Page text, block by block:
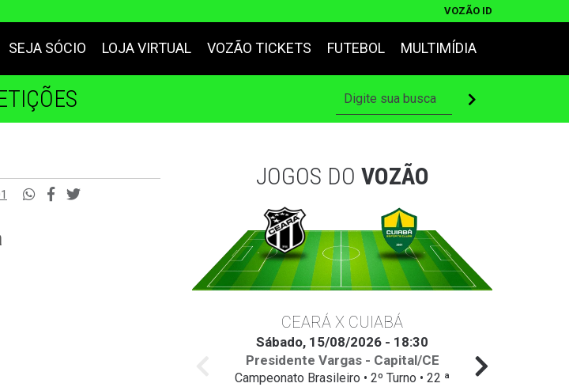
VOZÃO ID
SEJA SÓCIO LOJA VIRTUAL VOZÃO TICKETS FUTEBOL MULTIMÍDIA
JOGOS DO VOZÃO
CEARÁ X CUIABÁ
Sábado, 15/08/2026 - 18:30
Presidente Vargas - Capital/CE
Campeonato Brasileiro • 2º Turno • 22 ª